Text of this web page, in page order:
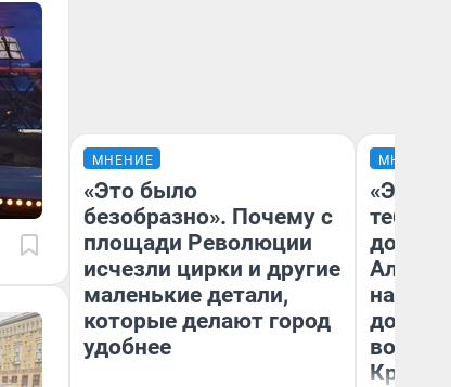
МНЕНИЕ
«Это было
безобразно». Почему с
площади Революции
исчезли цирки и другие
маленькие детали,
которые делают город
удобнее
МНЕНИЕ
«Эй,
тебя».
на